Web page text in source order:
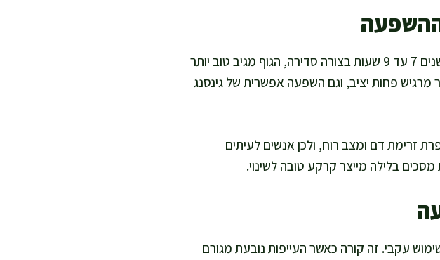
שינה היא המשתנה הכי חזק שאני רואה בהקשר הזה. כאשר אתם ישנים 7 עד 9 שעות בצורה סדירה, הגוף מגיב טוב יותר
פחות יציב, וגם השפעה אפשרית של גינסנג
זרימת דם ומצב רוח, ולכן אנשים לעיתים
בלילה מייצר קרקע טובה לשינוי.
עקבי. זה קורה כאשר העייפות נובעת מגורם